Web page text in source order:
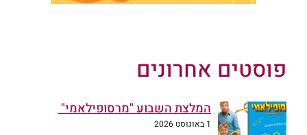
פוסטים אחרונים
המלצת השבוע "מרסופילאמי"
1 באוגוסט 2026